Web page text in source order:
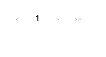
< 1 > >>